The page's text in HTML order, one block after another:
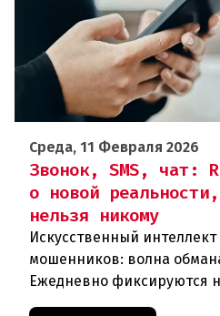
Среда, 11 Февраля 2026
Звонок, SMS, чат:
о новой
нельзя никому
Искусственный
мошенников: волна
Ежедневно фиксируются